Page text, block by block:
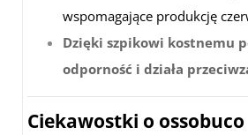
wspomagające produkcję
Dzięki szpikowi kostnemu
odporność i działa
Ciekawostki o ossobuco